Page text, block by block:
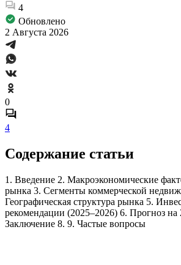
4
Обновлено
2 Августа 2026
0
4
Содержание статьи
1. Введение 2. Макроэкономические
рынка 3. Сегменты коммерческой
Географическая структура рынка 5.
рекомендации (2025–2026) 6. Прогноз на
Заключение 8. 9. Частые вопросы